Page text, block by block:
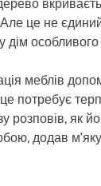
це не єдиний
особливого
меблів
потребує
розповів, як
додав